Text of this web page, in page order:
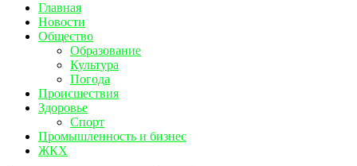
Главная
Новости
Общество
Образование
Культура
Погода
Происшествия
Здоровье
Спорт
Промышленность и бизнес
ЖКХ